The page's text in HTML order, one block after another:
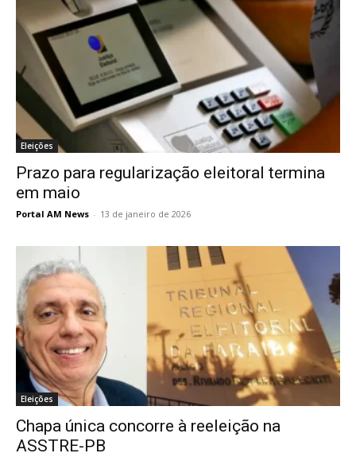
Eleições
Prazo para regularização eleitoral termina
em maio
Portal AM News - 13 de janeiro de 2026
Eleições
Chapa única concorre à reeleição na
ASSTRE-PB